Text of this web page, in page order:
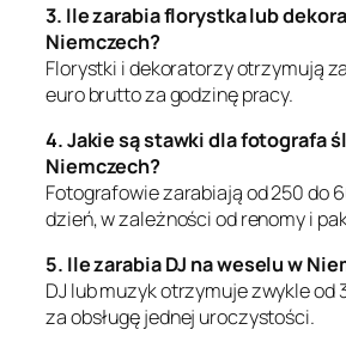
3. Ile zarabia florystka lub
Niemczech?
Florystki i dekoratorzy otrzymują
euro brutto za godzinę pracy.
4. Jakie są stawki dla fotografa
Niemczech?
Fotografowie zarabiają od 250 do
dzień, w zależności od renomy i
5. Ile zarabia DJ na weselu w
DJ lub muzyk otrzymuje zwykle od
za obsługę jednej uroczystości.